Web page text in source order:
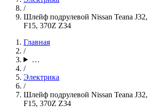
/
Шлейф подрулевой Nissan Teana
F15, 370Z Z34
Главная
/
…
/
Электрика
/
Шлейф подрулевой Nissan Teana
F15, 370Z Z34